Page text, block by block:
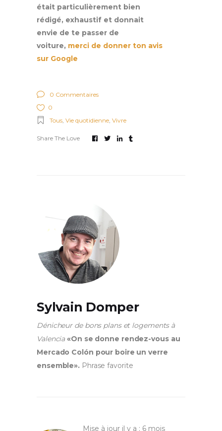
était particulièrement bien
rédigé, exhaustif et donnait
envie de te passer de
voiture, merci de donner ton avis
sur Google
0 Commentaires
0
Tous Vie quotidienne Vivre
Share The Love
Sylvain Domper
Dénicheur de bons plans et logements à
Valencia «On se donne rendez-vous au
Mercado Colón pour boire un verre
ensemble». Phrase favorite
Mise à jour il y a : 6 mois